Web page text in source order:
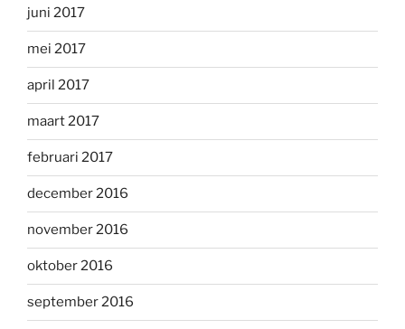
juni 2017
mei 2017
april 2017
maart 2017
februari 2017
december 2016
november 2016
oktober 2016
september 2016